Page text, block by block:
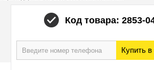
Код товара: 2853-
Купить в